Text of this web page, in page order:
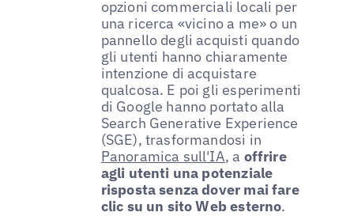
opzioni commerciali locali per
una ricerca «vicino a me» o un
pannello degli acquisti quando
gli utenti hanno chiaramente
intenzione di acquistare
qualcosa. E poi gli esperimenti
di Google hanno portato alla
Search Generative Experience
(SGE), trasformandosi in
Panoramica sull'IA, a offrire
agli utenti una potenziale
risposta senza dover mai fare
clic su un sito Web esterno.